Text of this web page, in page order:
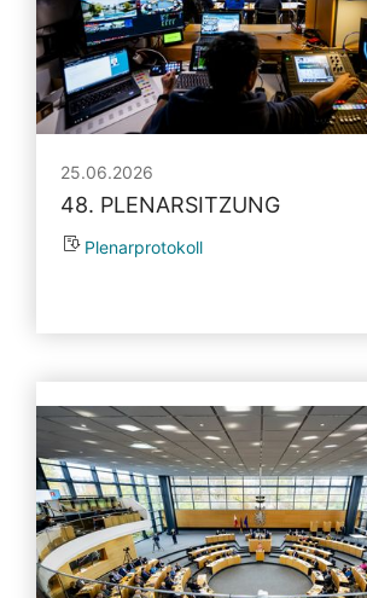
25.06.2026
48. PLENARSITZUNG
Plenarprotokoll